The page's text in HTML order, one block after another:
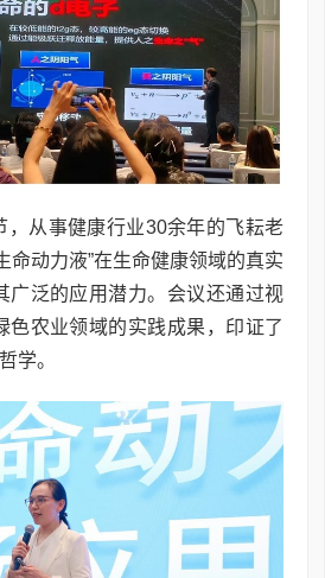
，从事健康行业30余年的飞耘老
命动力液”在生命健康领域的真实
广泛的应用潜力。会议还通过视
色农业领域的实践成果，印证了
学。